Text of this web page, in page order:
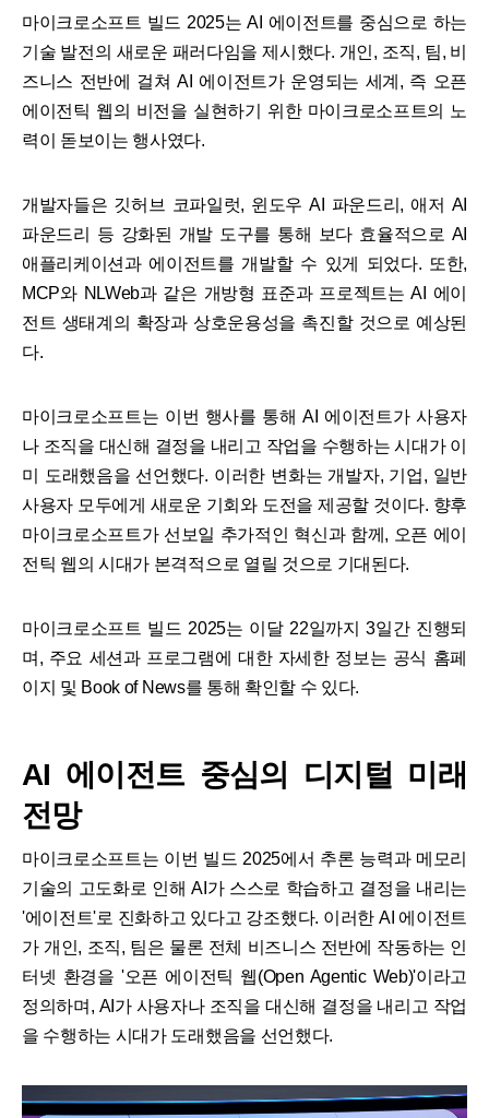
마이크로소프트 빌드 2025는 AI 에이전트를 중심으로 하는
기술 발전의 새로운 패러다임을 제시했다. 개인, 조직, 팀, 비
즈니스 전반에 걸쳐 AI 에이전트가 운영되는 세계, 즉 오픈
에이전틱 웹의 비전을 실현하기 위한 마이크로소프트의 노
력이 돋보이는 행사였다.
개발자들은 깃허브 코파일럿, 윈도우 AI 파운드리, 애저 AI
파운드리 등 강화된 개발 도구를 통해 보다 효율적으로 AI
애플리케이션과 에이전트를 개발할 수 있게 되었다. 또한,
MCP와 NLWeb과 같은 개방형 표준과 프로젝트는 AI 에이
전트 생태계의 확장과 상호운용성을 촉진할 것으로 예상된
다.
마이크로소프트는 이번 행사를 통해 AI 에이전트가 사용자
나 조직을 대신해 결정을 내리고 작업을 수행하는 시대가 이
미 도래했음을 선언했다. 이러한 변화는 개발자, 기업, 일반
사용자 모두에게 새로운 기회와 도전을 제공할 것이다. 향후
마이크로소프트가 선보일 추가적인 혁신과 함께, 오픈 에이
전틱 웹의 시대가 본격적으로 열릴 것으로 기대된다.
마이크로소프트 빌드 2025는 이달 22일까지 3일간 진행되
며, 주요 세션과 프로그램에 대한 자세한 정보는 공식 홈페
이지 및 Book of News를 통해 확인할 수 있다.
AI 에이전트 중심의 디지털 미래
전망
마이크로소프트는 이번 빌드 2025에서 추론 능력과 메모리
기술의 고도화로 인해 AI가 스스로 학습하고 결정을 내리는
'에이전트'로 진화하고 있다고 강조했다. 이러한 AI 에이전트
가 개인, 조직, 팀은 물론 전체 비즈니스 전반에 작동하는 인
터넷 환경을 '오픈 에이전틱 웹(Open Agentic Web)'이라고
정의하며, AI가 사용자나 조직을 대신해 결정을 내리고 작업
을 수행하는 시대가 도래했음을 선언했다.